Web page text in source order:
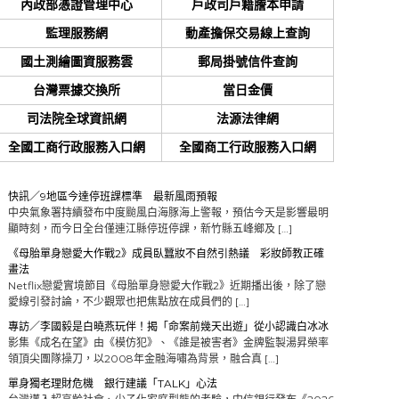
內政部憑證管理中心
戶政司戶籍謄本申請
監理服務網
動產擔保交易線上查詢
國土測繪圖資服務雲
郵局掛號信件查詢
台灣票據交換所
當日金價
司法院全球資訊網
法源法律網
全國工商行政服務入口網
全國商工行政服務入口網
快訊／9地區今達停班課標準 最新風雨預報
中央氣象署持續發布中度颱風白海豚海上警報，預估今天是影響最明
顯時刻，而今日全台僅連江縣停班停課，新竹縣五峰鄉及 […]
《母胎單身戀愛大作戰2》成員臥蠶妝不自然引熱議 彩妝師教正確
畫法
Netflix戀愛實境節目《母胎單身戀愛大作戰2》近期播出後，除了戀
愛線引發討論，不少觀眾也把焦點放在成員們的 […]
專訪／李國毅是白曉燕玩伴！揭「命案前幾天出遊」從小認識白冰冰
影集《成名在望》由《模仿犯》、《誰是被害者》金牌監製湯昇榮率
領頂尖團隊操刀，以2008年金融海嘯為背景，融合真 […]
單身獨老理財危機 銀行建議「TALK」心法